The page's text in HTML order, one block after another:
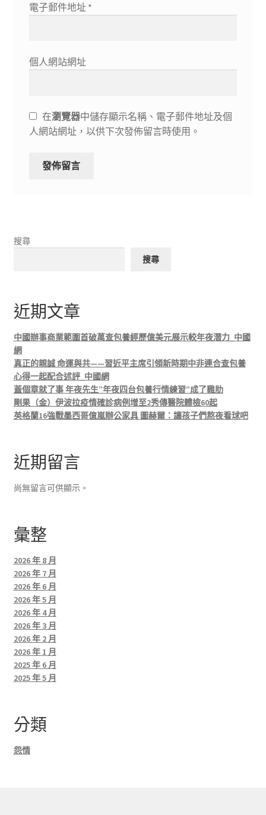
電子郵件地址 *
個人網站網址
在瀏覽器中儲存顯示名稱、電子郵件地址及個
人網站網址，以供下次發佈留言時使用。
搜尋
搜尋
近期文章
中國辦事商業範圍首破萬查包養經歷億美元展示較年夜潛力_中國
網
真正的親誠 命運與共——習近平主席引領新時期中非連合查包養
心得一起配合述評_中國網
蓋個章就了事 年夜先生”年夜四台包養行情練習”成了雞肋
剛果（金）伊波拉疫情確診病例增至2秀傳醫院體檢60起
英格蘭16強戰墨西哥億嵐辦公家具 圖赫爾：讓孩子們熬夜看球吧
近期留言
尚無留言可供顯示。
彙整
2026 年 8 月
2026 年 7 月
2026 年 6 月
2026 年 5 月
2026 年 4 月
2026 年 3 月
2026 年 2 月
2026 年 1 月
2025 年 6 月
2025 年 5 月
分類
怨情